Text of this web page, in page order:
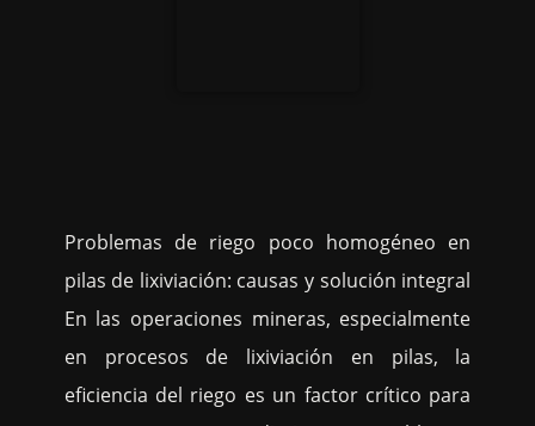
Problemas de riego poco homogéneo en
pilas de lixiviación: causas y solución integral
En las operaciones mineras, especialmente
en procesos de lixiviación en pilas, la
eficiencia del riego es un factor crítico para